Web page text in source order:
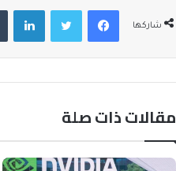
شاركها
فيسبوكتويتر
مقالات ذات صلة